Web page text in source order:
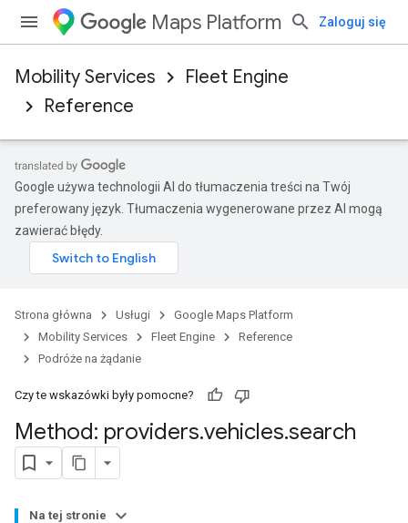
Maps Platform Zaloguj się
Mobility Services
Fleet Engine
Reference
Google używa technologii AI do tłumaczenia treści na Twój
preferowany język. Tłumaczenia wygenerowane przez AI mogą
zawierać błędy.
Strona główna Usługi
Google Maps Platform
Mobility Services
Fleet Engine
Reference
Podróże na żądanie
Czy te wskazówki były pomocne?
Method: providers.vehicles.search
Na tej stronie